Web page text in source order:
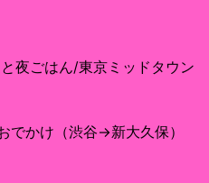
夜ごはん/東京ミッドタウン
でかけ（渋谷→新大久保）